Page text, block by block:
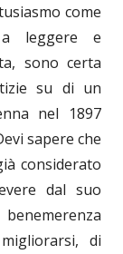
come
leggere e
sono certa
su di un
nel 1897
sapere che
considerato
dal suo
di